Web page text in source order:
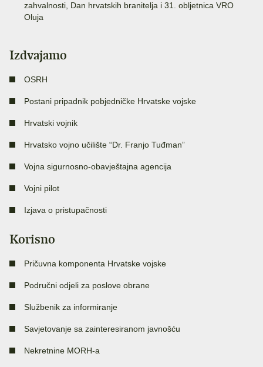
zahvalnosti, Dan hrvatskih branitelja i 31. obljetnica VRO
Oluja
Izdvajamo
OSRH
Postani pripadnik pobjedničke Hrvatske vojske
Hrvatski vojnik
Hrvatsko vojno učilište “Dr. Franjo Tuđman”
Vojna sigurnosno-obavještajna agencija
Vojni pilot
Izjava o pristupačnosti
Korisno
Pričuvna komponenta Hrvatske vojske
Područni odjeli za poslove obrane
Službenik za informiranje
Savjetovanje sa zainteresiranom javnošću
Nekretnine MORH-a